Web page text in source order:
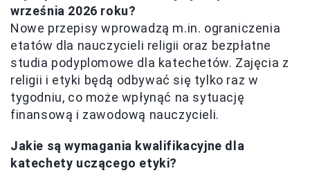
września 2026 roku?
Nowe przepisy wprowadzą m.in. ograniczenia
etatów dla nauczycieli religii oraz bezpłatne
studia podyplomowe dla katechetów. Zajęcia z
religii i etyki będą odbywać się tylko raz w
tygodniu, co może wpłynąć na sytuację
finansową i zawodową nauczycieli.
Jakie są wymagania kwalifikacyjne dla
katechety uczącego etyki?